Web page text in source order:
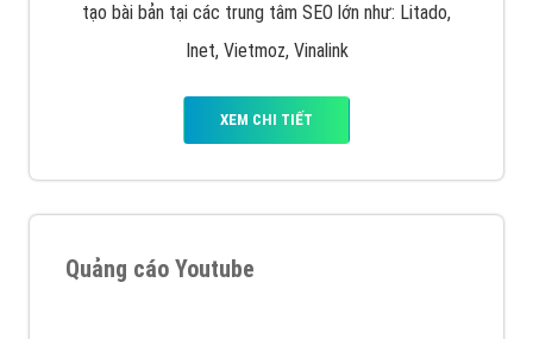
tạo bài bản tại các trung tâm SEO lớn như: Litado,
Inet, Vietmoz, Vinalink
XEM CHI TIẾT
Quảng cáo Youtube